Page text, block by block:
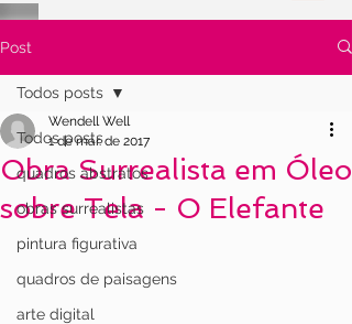
Post
Todos posts
quadros abstratos
obras surrealistas
pintura figurativa
quadros de paisagens
arte digital
Todos posts
Obra Surrealista em Óleo
sobre Tela - O Elefante
Wendell Well
1 de mar. de 2017